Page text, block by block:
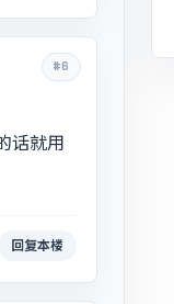
#6
话就用
回复本楼